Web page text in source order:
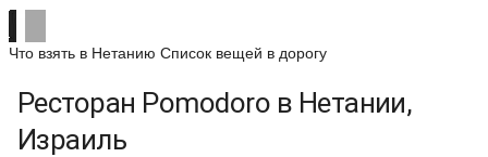
Что взять в Нетанию Список вещей в дорогу
Ресторан Pomodoro в Нетании,
Израиль